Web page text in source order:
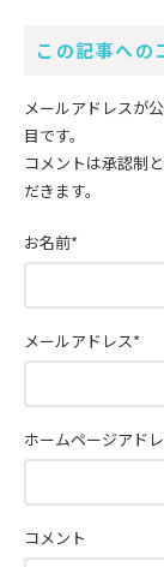
この記事への
メールアドレスが
目です。
コメントは承認制
だきます。
コメント
お名前*
メールアドレス*
ホームページアド